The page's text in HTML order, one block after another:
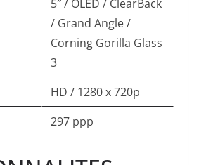
5″ / OLED / ClearBack
/ Grand Angle /
Corning Gorilla Glass
3
HD / 1280 x 720p
297 ppp